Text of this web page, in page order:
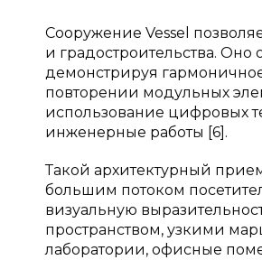
Сооружение Vessel
и градостроительства.
демонстрируя
повторении модульных
использование цифровых
инженерные работы [6].
Такой архитектурный
большим потоком
визуальную
пространством, узкими
лаборатории, офисные